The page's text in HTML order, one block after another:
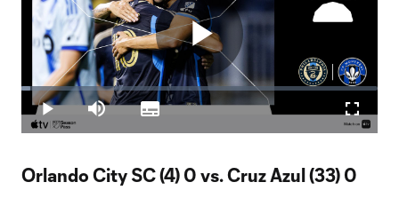
Play
Video
Play Mute
Loaded:
2.46%
Subtitles
Orlando City SC (4) 0 vs. Cruz Azul (33) 0